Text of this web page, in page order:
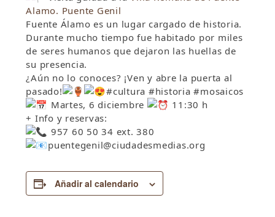
Alamo. Puente Genil
Fuente Álamo es un lugar cargado de historia.
Durante mucho tiempo fue habitado por miles
de seres humanos que dejaron las huellas de
su presencia.
¿Aún no lo conoces? ¡Ven y abre la puerta al
pasado!
#cultura #historia #mosaicos
Martes, 6 diciembre
11:30 h
+ Info y reservas:
957 60 50 34 ext. 380
puentegenil@ciudadesmedias.org
Añadir al calendario